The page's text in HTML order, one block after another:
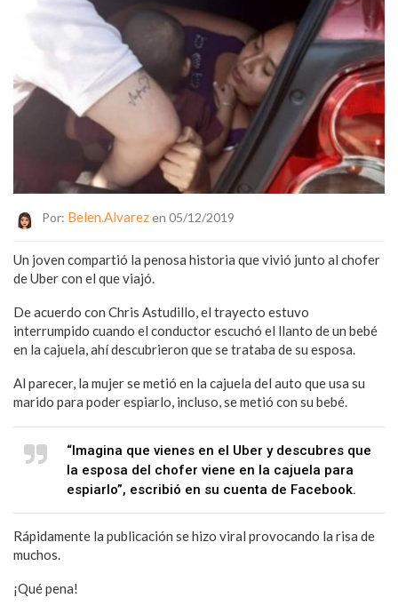
Por: Belen.alvarezen 05/12/2019
Un joven compartió la penosa historia que vivió junto al chofer
de Uber con el que viajó.
De acuerdo con Chris Astudillo, el trayecto estuvo
interrumpido cuando el conductor escuchó el llanto de un bebé
en la cajuela, ahí descubrieron que se trataba de su esposa.
Al parecer, la mujer se metió en la cajuela del auto que usa su
marido para poder espiarlo, incluso, se metió con su bebé.
“Imagina que vienes en el Uber y descubres que
la esposa del chofer viene en la cajuela para
espiarlo”, escribió en su cuenta de Facebook.
Rápidamente la publicación se hizo viral provocando la risa de
muchos.
¡Qué pena!